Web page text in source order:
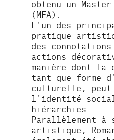
obtenu un
(MFA).
L'un des
pratique
des
actions
manière dont la
tant que forme
culturelle,
l'identité
hiérarchies.
Parallèlement à
artistique,